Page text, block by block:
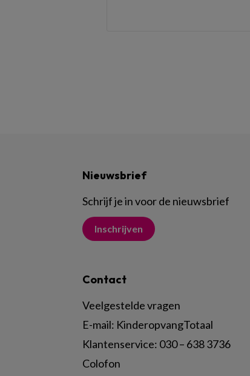
Nieuwsbrief
Schrijf je in voor de nieuwsbrief
Inschrijven
Contact
Veelgestelde vragen
E-mail: KinderopvangTotaal
Klantenservice: 030 – 638 3736
Colofon